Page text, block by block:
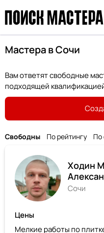
Мастера в Сочи
Вам ответят свободные
подходящей
Свободны По рейтингу По
Ходин
Сочи
Цены
Мелкие работы по